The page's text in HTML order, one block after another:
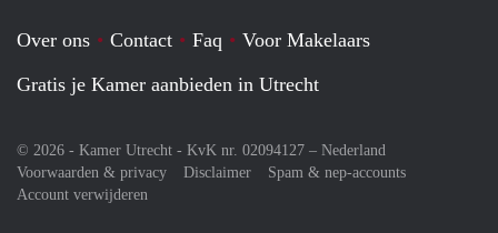
Over ons Contact Faq
Voor Makelaars
Gratis je Kamer aanbieden in Utrecht
© 2026 - Kamer Utrecht - KvK nr. 02094127 – Nederland
Voorwaarden & privacy
Disclaimer
Spam & nep-accounts
Account verwijderen